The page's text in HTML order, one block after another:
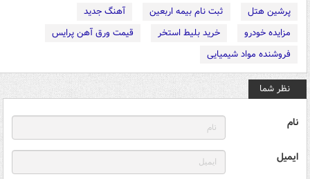
پرشین هتل
ثبت نام بیمه اربعین
آهنگ جدید
مزایده خودرو
خرید بلیط استخر
قیمت ورق آهن پرایس
فروشنده مواد شیمیایی
نظر شما
نام
ایمیل